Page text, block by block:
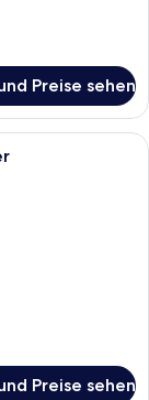
Preise sehen
Hotelzimmer mit
Preise sehen